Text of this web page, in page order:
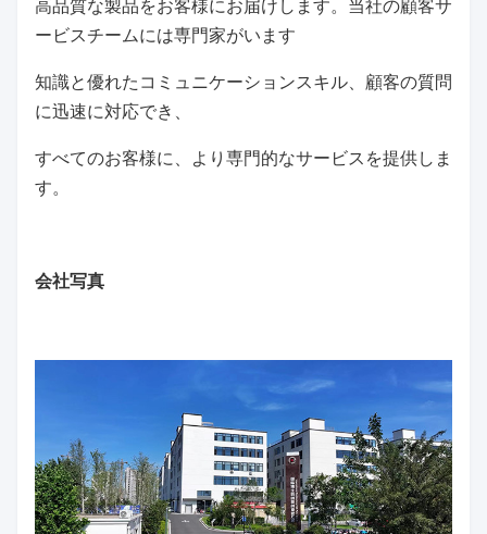
高品質な製品をお客様にお届けします。当社の顧客サ
ービスチームには専門家がいます
知識と優れたコミュニケーションスキル、顧客の質問
に迅速に対応でき、
すべてのお客様に、より専門的なサービスを提供しま
す。
会社写真